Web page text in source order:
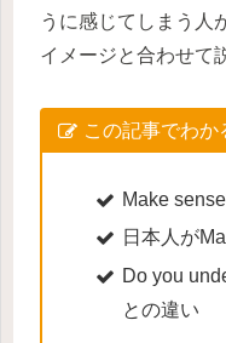
うに感じてしまう人
イメージと合わせて
この記事でわか
Make
日本人が
Do you
との違い